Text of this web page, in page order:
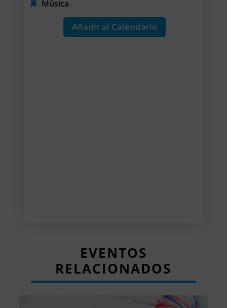
Música
Añadir al Calendario
EVENTOS
RELACIONADOS